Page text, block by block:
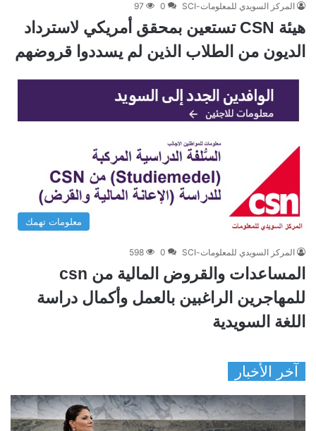
المركز السويدي للمعلومات-SCI 0
97
هيئة CSN تستعين بمحقق أمريكي لاسترداد
الديون من الطلاب الذين لم يسددوا قروضهم
معلومات تهمك
المركز السويدي للمعلومات-SCI 0
598
المساعدات والقروض المالية من csn
للمهاجرين الراغبين بالعمل وأكمال دراسة
اللغة السويدية
آخر الأخبار